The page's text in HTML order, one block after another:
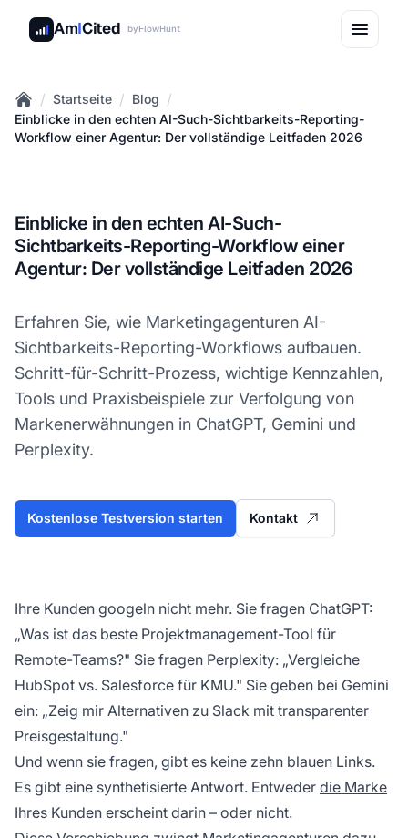
AmICited byFlowHunt
Home
/ Startseite / Blog /
Einblicke in den echten AI-Such-Sichtbarkeits-Reporting-
Workflow einer Agentur: Der vollständige Leitfaden 2026
Einblicke in den echten AI-Such-
Sichtbarkeits-Reporting-Workflow einer
Agentur: Der vollständige Leitfaden 2026
Erfahren Sie, wie Marketingagenturen AI-
Sichtbarkeits-Reporting-Workflows aufbauen.
Schritt-für-Schritt-Prozess, wichtige Kennzahlen,
Tools und Praxisbeispiele zur Verfolgung von
Markenerwähnungen in ChatGPT, Gemini und
Perplexity.
Kostenlose Testversion starten Kontakt
Ihre Kunden googeln nicht mehr. Sie fragen ChatGPT:
„Was ist das beste Projektmanagement-Tool für
Remote-Teams?" Sie fragen Perplexity: „Vergleiche
HubSpot vs. Salesforce für KMU." Sie geben bei Gemini
ein: „Zeig mir Alternativen zu Slack mit transparenter
Preisgestaltung."
Und wenn sie fragen, gibt es keine zehn blauen Links.
Es gibt eine synthetisierte Antwort. Entweder die Marke
Ihres Kunden erscheint darin – oder nicht.